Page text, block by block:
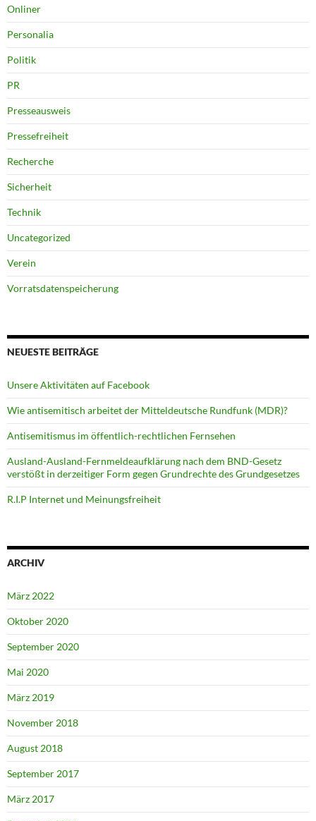
Onliner
Personalia
Politik
PR
Presseausweis
Pressefreiheit
Recherche
Sicherheit
Technik
Uncategorized
Verein
Vorratsdatenspeicherung
NEUESTE BEITRÄGE
Unsere Aktivitäten auf Facebook
Wie antisemitisch arbeitet der Mitteldeutsche Rundfunk (MDR)?
Antisemitismus im öffentlich-rechtlichen Fernsehen
Ausland-Ausland-Fernmeldeaufklärung nach dem BND-Gesetz
verstößt in derzeitiger Form gegen Grundrechte des Grundgesetzes
R.I.P Internet und Meinungsfreiheit
ARCHIV
März 2022
Oktober 2020
September 2020
Mai 2020
März 2019
November 2018
August 2018
September 2017
März 2017